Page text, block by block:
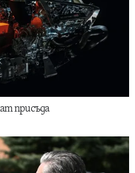
присъда